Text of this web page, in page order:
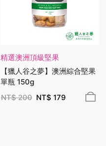
精選澳洲頂級堅果
【獵人谷之夢】澳洲綜合堅果
單瓶 150g
NT$200 NT$ 179